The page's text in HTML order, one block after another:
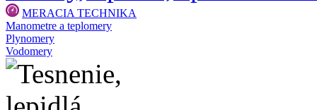
MERACIA TECHNIKA
Manometre a teplomery
Plynomery
Vodomery